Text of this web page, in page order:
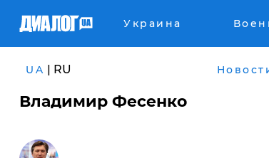
Украина
UA | RU
Владимир Фесенко